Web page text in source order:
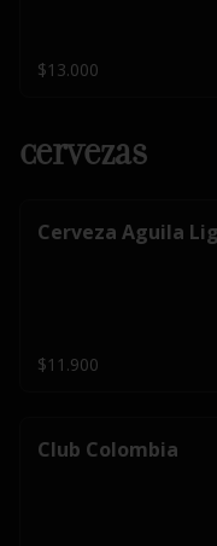
$13.000
Cervezas
Cerveza Aguila
$11.900
Club Colombia